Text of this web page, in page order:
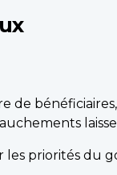
de
les priorités